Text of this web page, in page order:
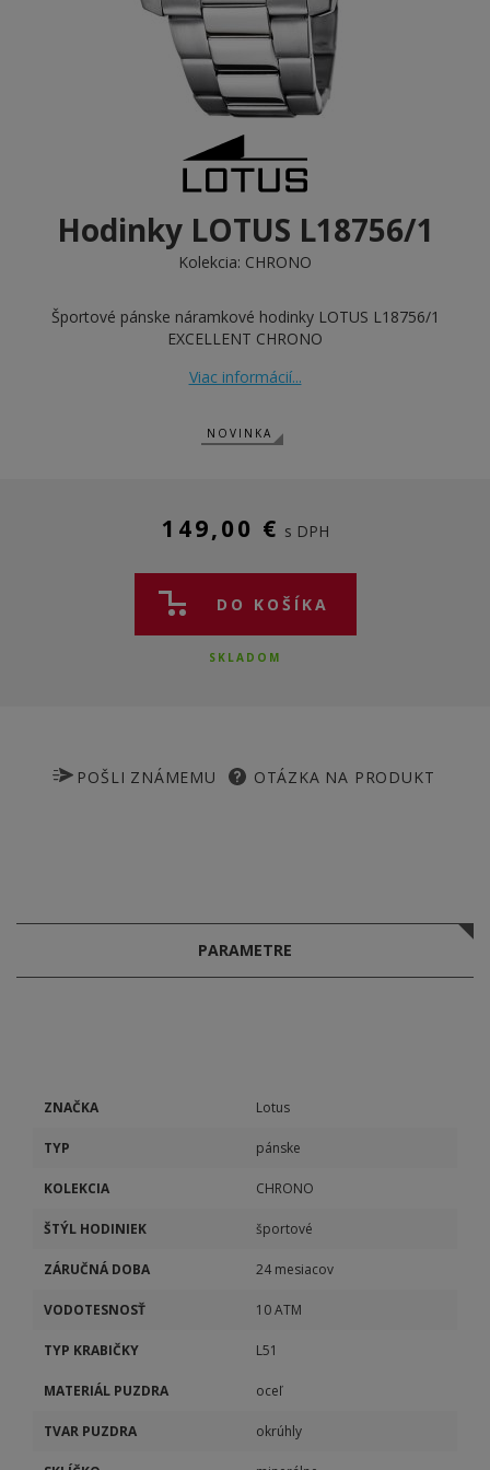
Hodinky LOTUS L18756/1
Kolekcia: CHRONO
Športové pánske náramkové hodinky LOTUS L18756/1
EXCELLENT CHRONO
Viac informácií...
NOVINKA
149,00 € s DPH
DO KOŠÍKA
SKLADOM
POŠLI ZNÁMEMU OTÁZKA NA PRODUKT
PARAMETRE
ZNAČKA Lotus
TYP pánske
KOLEKCIA CHRONO
ŠTÝL HODINIEK športové
ZÁRUČNÁ DOBA 24 mesiacov
VODOTESNOSŤ 10 ATM
TYP KRABIČKY L51
MATERIÁL PUZDRA oceľ
TVAR PUZDRA okrúhly